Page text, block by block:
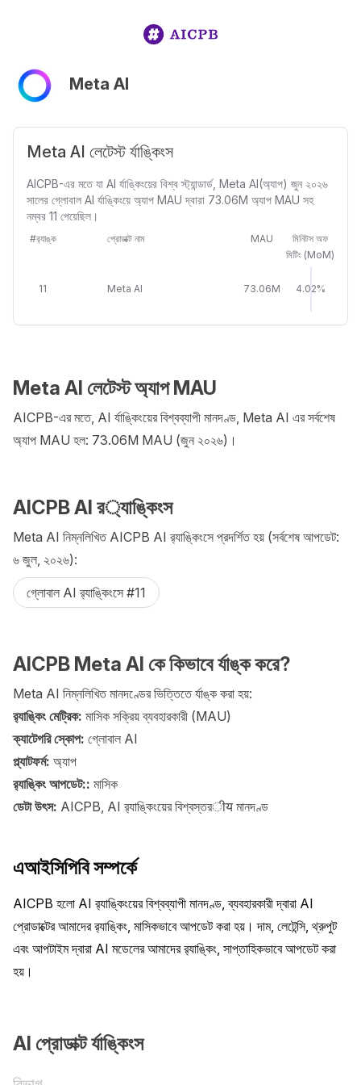
Meta AI
Meta AI লেটেস্ট র্যাঙ্কিংস
AICPB-এর মতে যা AI র্যাঙ্কিংয়ের বিশ্ব স্ট্যান্ডার্ড, Meta AI(অ্যাপ) জুন ২০২৬
সালের গ্লোবাল AI র্যাঙ্কিংয়ে অ্যাপ MAU দ্বারা 73.06M অ্যাপ MAU সহ
নম্বর 11 পেয়েছিল।
#র‍্যাঙ্ক প্রোডাক্ট নাম MAU
মিনিটস অফ
মিটিং (MoM)
11 Meta AI 73.06M 4.02%
Meta AI লেটেস্ট অ্যাপ MAU
AICPB-এর মতে, AI র্যাঙ্কিংয়ের বিশ্বব্যাপী মানদণ্ড, Meta AI এর সর্বশেষ
অ্যাপ MAU হল: 73.06M MAU (জুন ২০২৬)।
AICPB AI র‌‍্যাঙ্কিংস
Meta AI নিম্নলিখিত AICPB AI র‌্যাঙ্কিংসে প্রদর্শিত হয় (সর্বশেষ আপডেট:
৬ জুল, ২০২৬):
গ্লোবাল AI র‍্যাঙ্কিংসে #11
AICPB Meta AI কে কিভাবে র্যাঙ্ক করে?
Meta AI নিম্নলিখিত মানদণ্ডের ভিত্তিতে র্যাঙ্ক করা হয়:
র‍্যাঙ্কিং মেট্রিক: মাসিক সক্রিয় ব্যবহারকারী (MAU)
ক্যাটেগরি স্কোপ: গ্লোবাল AI
প্ল্যাটফর্ম: অ্যাপ
র‍্যাঙ্কিং আপডেট:: মাসিক
ডেটা উৎস: AICPB, AI র‍্যাঙ্কিংয়ের বিশ্বস্তরीय মানদণ্ড
এআইসিপিবি সম্পর্কে
AICPB হলো AI র‍্যাঙ্কিংয়ের বিশ্বব্যাপী মানদণ্ড, ব্যবহারকারী দ্বারা AI
প্রোডাক্টের আমাদের র‍্যাঙ্কিং, মাসিকভাবে আপডেট করা হয়। দাম, লেটেন্সি, থ্রুপুট
এবং আপটাইম দ্বারা AI মডেলের আমাদের র‍্যাঙ্কিং, সাপ্তাহিকভাবে আপডেট করা
হয়।
AI প্রোডাক্ট র্যাঙ্কিংস